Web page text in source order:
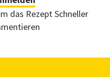
das Rezept Schneller